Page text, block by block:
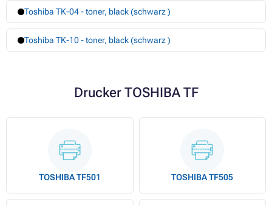
Toshiba TK-04 - toner, black (schwarz )
Toshiba TK-10 - toner, black (schwarz )
Drucker TOSHIBA TF
TOSHIBA TF501 TOSHIBA TF505